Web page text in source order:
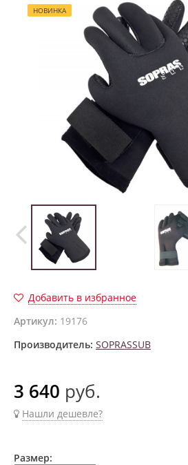
НОВИНКА
Добавить в избранное
Артикул: 19176
Производитель: SOPRASSUB
3 640 руб.
Нашли дешевле?
Размер: